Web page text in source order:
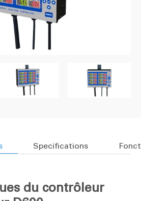
Specifications
du contrôleur